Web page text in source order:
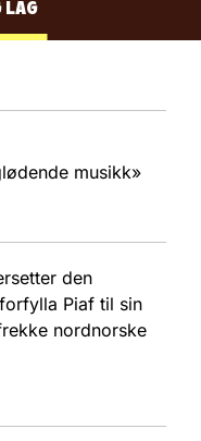
LAG
musikk»
den
Piaf til sin
nordnorske